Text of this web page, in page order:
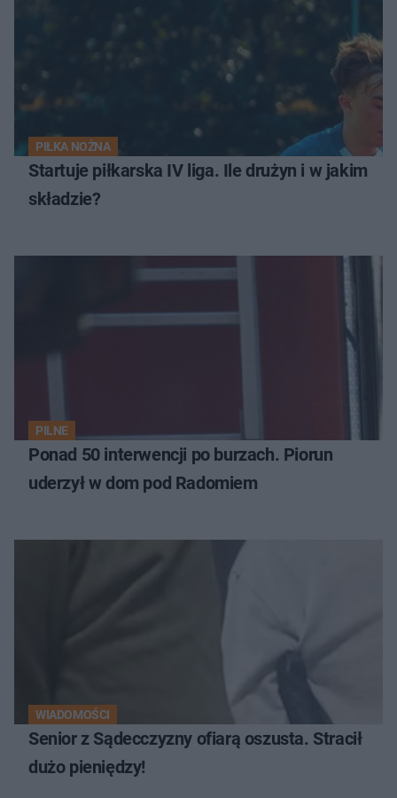
PIŁKA NOŻNA
Startuje piłkarska IV liga. Ile drużyn i w jakim
składzie?
PILNE
Ponad 50 interwencji po burzach. Piorun
uderzył w dom pod Radomiem
WIADOMOŚCI
Senior z Sądecczyzny ofiarą oszusta. Stracił
dużo pieniędzy!